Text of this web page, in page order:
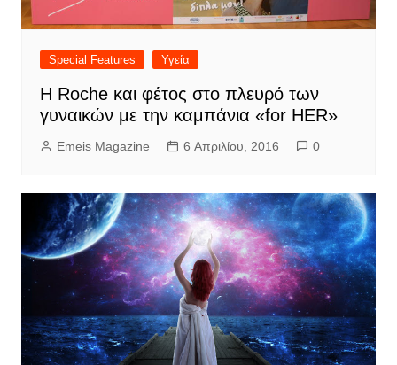
Special Features Υγεία
Η Roche και φέτος στο πλευρό των
γυναικών με την καμπάνια «for HER»
Emeis Magazine 6 Απριλίου, 2016 0